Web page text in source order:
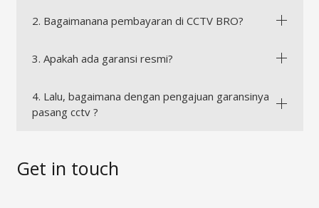
2. Bagaimanana pembayaran di CCTV BRO?
3. Apakah ada garansi resmi?
4. Lalu, bagaimana dengan pengajuan garansinya
pasang cctv ?
Get in touch